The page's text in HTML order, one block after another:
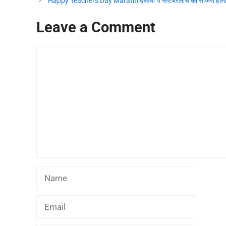
Leave a Comment